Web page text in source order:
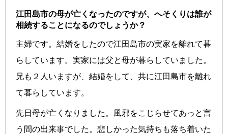
江田島市の母が亡くなったのですが、へそくりは誰が
相続することになるのでしょうか？
主婦です。結婚をしたので江田島市の実家を離れて暮
らしています。実家には父と母が暮らしていました。
兄も２人いますが、結婚をして、共に江田島市を離れ
て暮らしています。
先日母が亡くなりました。風邪をこじらせてあっと言
う間の出来事でした。悲しかった気持ちも落ち着いた